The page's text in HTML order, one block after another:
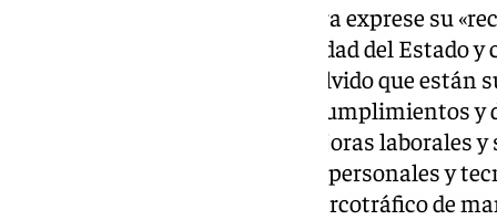
Asimismo, se pide que la Cámara exprese su
las Fuerzas y Cuerpos de Seguridad del
expresada ante el abandono y olvido que
de España, así como por los incumplimientos
con la necesidad urgente de mejoras laborales
dotación de medios materiales, personales y
combatir la delincuencia y el narcotráfico de